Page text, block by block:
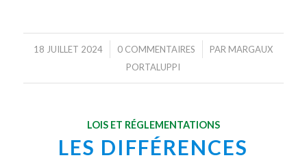
18 JUILLET 2024
/ 0 COMMENTAIRES
/ PAR MARGAUX
PORTALUPPI
LOIS ET RÉGLEMENTATIONS
LES DIFFÉRENCES